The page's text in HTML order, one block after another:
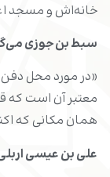
خانه‌اش و مسجد
سبط بن جوزی
«در مورد محل
معتبر آن است که
همان مکانی که
علی بن عیسی